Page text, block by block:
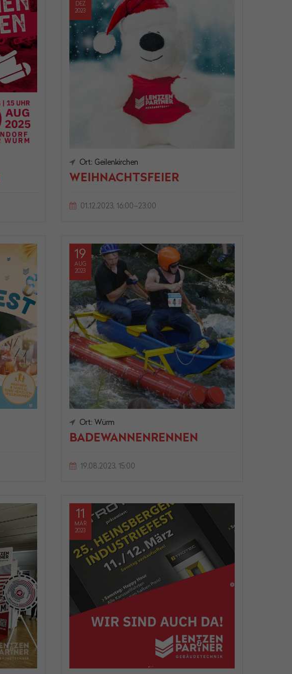
DEZ
2023
Ort: Geilenkirchen
WEIHNACHTSFEIER
01.12.2023, 16:00–23:00
19
AUG
2023
Ort: Würm
BADEWANNENRENNEN
19.08.2023, 15:00
11
MÄR
2023